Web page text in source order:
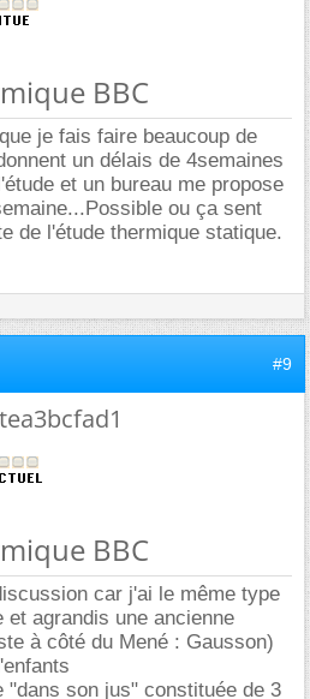
BBC
je fais faire beaucoup de
un délais de 4semaines
et un bureau me propose
ou ça sent
de l'étude thermique statique.
#9
BBC
car j'ai le même type
agrandis une ancienne
à côté du Mené : Gausson)
"dans son jus" constituée de 3